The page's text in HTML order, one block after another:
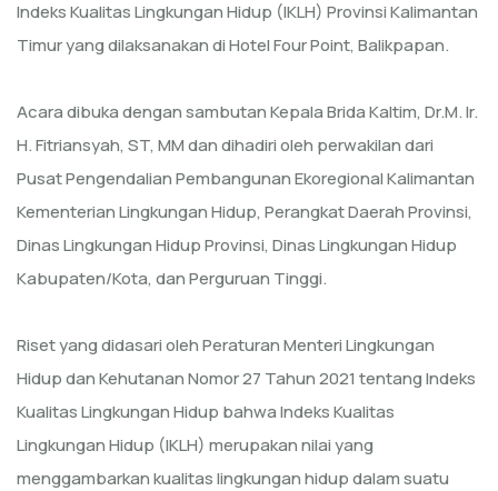
Indeks Kualitas Lingkungan Hidup (IKLH) Provinsi Kalimantan
Timur yang dilaksanakan di Hotel Four Point, Balikpapan.
Acara dibuka dengan sambutan Kepala Brida Kaltim, Dr.M. Ir.
H. Fitriansyah, ST, MM dan dihadiri oleh perwakilan dari
Pusat Pengendalian Pembangunan Ekoregional Kalimantan
Kementerian Lingkungan Hidup, Perangkat Daerah Provinsi,
Dinas Lingkungan Hidup Provinsi, Dinas Lingkungan Hidup
Kabupaten/Kota, dan Perguruan Tinggi.
Riset yang didasari oleh Peraturan Menteri Lingkungan
Hidup dan Kehutanan Nomor 27 Tahun 2021 tentang Indeks
Kualitas Lingkungan Hidup bahwa Indeks Kualitas
Lingkungan Hidup (IKLH) merupakan nilai yang
menggambarkan kualitas lingkungan hidup dalam suatu